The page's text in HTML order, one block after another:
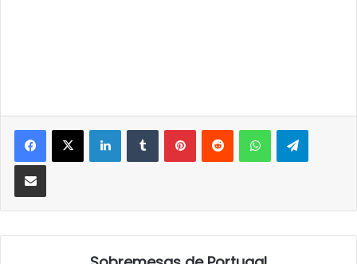
LinkedInTumblrPinterestReddit WhatsApp
Partilhar Via Email